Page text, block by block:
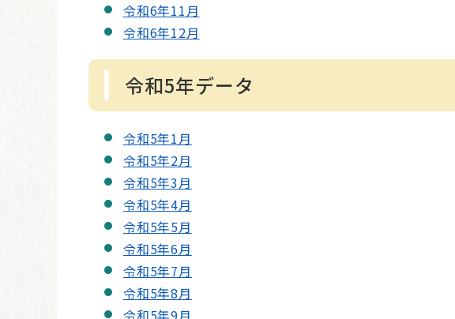
令和6年11月
令和6年12月
令和5年データ
令和5年1月
令和5年2月
令和5年3月
令和5年4月
令和5年5月
令和5年6月
令和5年7月
令和5年8月
令和5年9月